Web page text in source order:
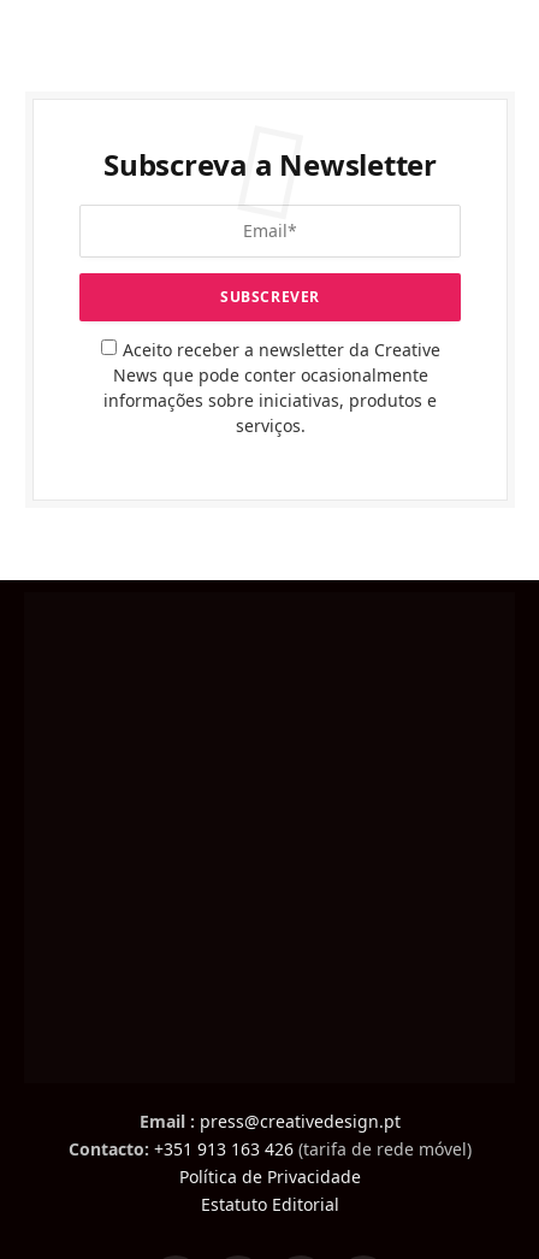
Subscreva a Newsletter
Aceito receber a newsletter da Creative
News que pode conter ocasionalmente
informações sobre iniciativas, produtos e
serviços.
Email : press@creativedesign.pt
Contacto: +351 913 163 426(tarifa de rede móvel)
Política de Privacidade
Estatuto Editorial